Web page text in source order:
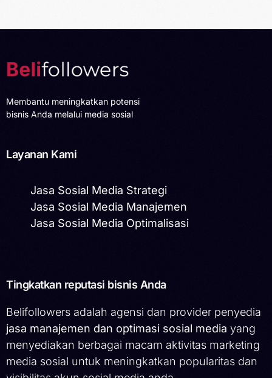
Membantu meningkatkan potensi
bisnis Anda melalui media sosial
Layanan Kami
Jasa Sosial Media Strategi
Jasa Sosial Media Manajemen
Jasa Sosial Media Optimalisasi
Tingkatkan reputasi bisnis Anda
Belifollowers adalah agensi dan provider penyedia
jasa manajemen dan optimasi sosial media yang
menyediakan berbagai macam aktivitas marketing
media sosial untuk meningkatkan popularitas dan